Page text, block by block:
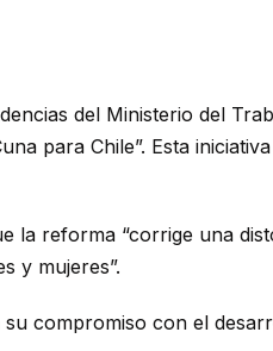
del Ministerio del
para Chile”. Esta
la reforma “corrige una
y mujeres”.
su compromiso con el